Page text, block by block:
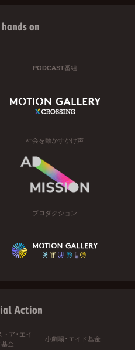
on
PODCAST番組
社会を動かすかけ声
プロダクション
Action
ア・エイ
基金
小劇場・エイド基金